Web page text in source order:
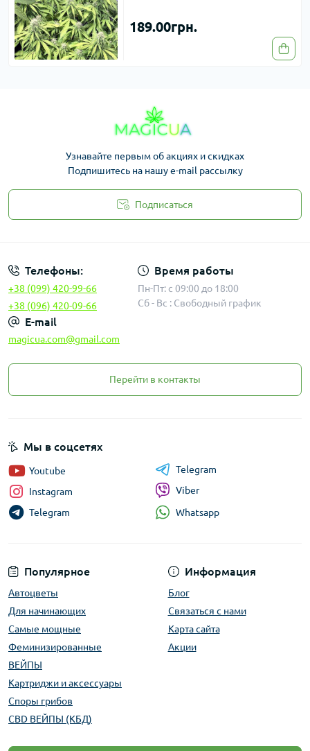
189.00грн.
Узнавайте первым об акциях и скидках
Подпишитесь на нашу e-mail рассылку
Подписаться
Телефоны:
+38 (099) 420-99-66
+38 (096) 420-09-66
Время работы
Пн-Пт: с 09:00 до 18:00
Сб - Вс : Свободный график
E-mail
magicua.com@gmail.com
Перейти в контакты
Популярное
Автоцветы
Для начинающих
Самые мощные
Феминизированные
ВЕЙПЫ
Картриджи и аксессуары
Споры грибов
CBD ВЕЙПЫ (КБД)
Информация
Блог
Связаться с нами
Карта сайта
Акции
Мы в соцсетях
Youtube
Instagram
Telegram
Telegram
Viber
Whatsapp